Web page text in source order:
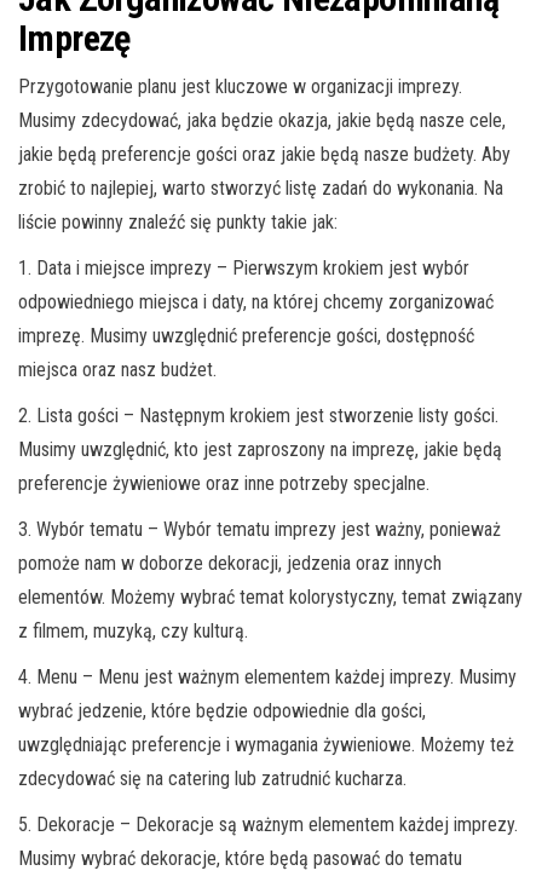
Imprezę
Przygotowanie planu jest kluczowe w organizacji imprezy.
Musimy zdecydować, jaka będzie okazja, jakie będą nasze cele,
jakie będą preferencje gości oraz jakie będą nasze budżety. Aby
zrobić to najlepiej, warto stworzyć listę zadań do wykonania. Na
liście powinny znaleźć się punkty takie jak:
1. Data i miejsce imprezy – Pierwszym krokiem jest wybór
odpowiedniego miejsca i daty, na której chcemy zorganizować
imprezę. Musimy uwzględnić preferencje gości, dostępność
miejsca oraz nasz budżet.
2. Lista gości – Następnym krokiem jest stworzenie listy gości.
Musimy uwzględnić, kto jest zaproszony na imprezę, jakie będą
preferencje żywieniowe oraz inne potrzeby specjalne.
3. Wybór tematu – Wybór tematu imprezy jest ważny, ponieważ
pomoże nam w doborze dekoracji, jedzenia oraz innych
elementów. Możemy wybrać temat kolorystyczny, temat związany
z filmem, muzyką, czy kulturą.
4. Menu – Menu jest ważnym elementem każdej imprezy. Musimy
wybrać jedzenie, które będzie odpowiednie dla gości,
uwzględniając preferencje i wymagania żywieniowe. Możemy też
zdecydować się na catering lub zatrudnić kucharza.
5. Dekoracje – Dekoracje są ważnym elementem każdej imprezy.
Musimy wybrać dekoracje, które będą pasować do tematu